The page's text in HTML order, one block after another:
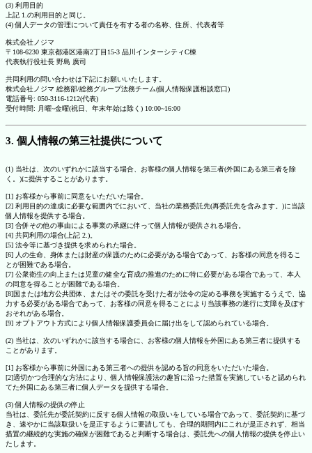
(3) 利用目的
上記 1.の利用目的と同じ。
(4) 個人データの管理について責任を有する者の名称、住所、代表者等
株式会社ノジマ
〒108-6230 東京都港区港南2丁目15-3 品川インターシティC棟
代表執行役社長 野島 廣司
共同利用の問い合わせは下記にお願いいたします。
株式会社ノジマ 総務部/総務グループ法務チーム(個人情報保護相談窓口)
電話番号: 050-3116-1212(代表)
受付時間: 月曜~金曜(祝日、年末年始は除く) 10:00~16:00
3. 個人情報の第三社提供について
(1) 当社は、次のいずれかに該当する場合、お客様の個人情報を第三者(外国にある第三者を除
く。)に提供することがあります。
[1] お客様から事前に同意をいただいた場合。
[2] 利用目的の達成に必要な範囲内でにおいて、当社の業務委託先(再委託先を含みます。)に当該
個人情報を提供する場合。
[3] 合併その他の事由による事業の承継に伴って個人情報が提供される場合。
[4] 共同利用の場合(上記 2.)。
[5] 法令等に基づき提供を求められた場合。
[6] 人の生命、身体または財産の保護のために必要がある場合であって、お客様の同意を得るこ
とが困難である場合。
[7] 公衆衛生の向上または児童の健全な育成の推進のために特に必要がある場合であって、本人
の同意を得ることが困難である場合。
[8]国または地方公共団体、またはその委託を受けた者が法令の定める事務を実施するうえで、協
力する必要がある場合であって、お客様の同意を得ることにより当該事務の遂行に支障を及ぼす
おそれがある場合。
[9] オプトアウト方式により個人情報保護委員会に届け出をして認められている場合。
(2) 当社は、次のいずれかに該当する場合に、お客様の個人情報を外国にある第三者に提供する
ことがあります。
[1] お客様から事前に外国にある第三者への提供を認める旨の同意をいただいた場合。
[2]適切かつ合理的な方法により、個人情報保護法の趣旨に沿った措置を実施していると認められ
てた外国にある第三者に個人データを提供する場合。
(3) 個人情報の提供の停止
当社は、委託先が委託契約に反する個人情報の取扱いをしている場合であって、委託契約に基づ
き、速やかに当該取扱いを是正するように要請しても、合理的期間内にこれが是正されず、相当
措置の継続的な実施の確保が困難であると判断する場合は、委託先への個人情報の提供を停止い
たします。